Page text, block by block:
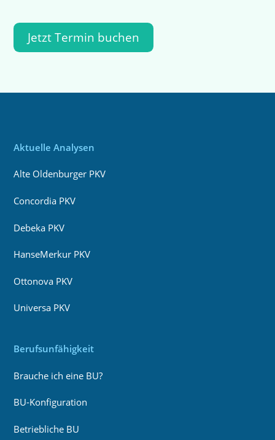
Jetzt Termin buchen
Aktuelle Analysen
Alte Oldenburger PKV
Concordia PKV
Debeka PKV
HanseMerkur PKV
Ottonova PKV
Universa PKV
Berufsunfähigkeit
Brauche ich eine BU?
BU-Konfiguration
Betriebliche BU